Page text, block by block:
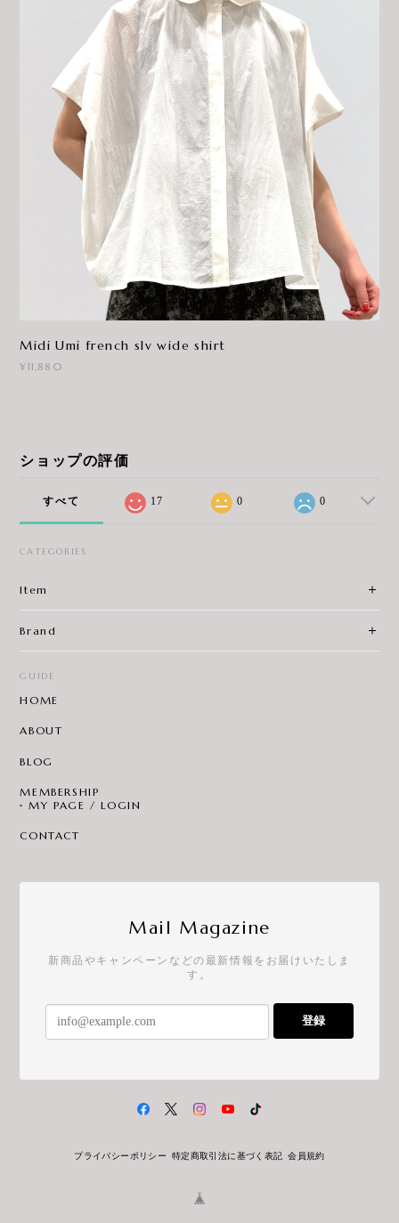
Midi Umi french slv wide shirt
¥11,880
ショップの評価
すべて 17 0 0
CATEGORIES
Item
Brand
GUIDE
HOME
ABOUT
BLOG
MEMBERSHIP
MY PAGE / LOGIN
CONTACT
Mail Magazine
新商品やキャンペーンなどの最新情報をお届けいたしま
す。
登録
プライバシーポリシー 特定商取引法に基づく表記 会員規約